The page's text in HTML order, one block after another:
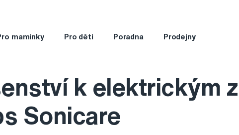
maminky Pro děti Poradna Prodejny
k elektrickým
Sonicare